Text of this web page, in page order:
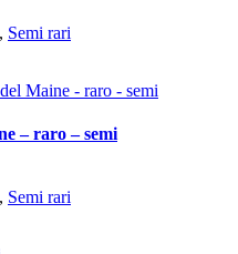
, Semi rari
– raro – semi
, Semi rari